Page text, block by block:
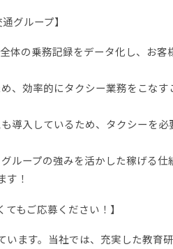
グループ】
体の乗務記録をデータ化し、お
、効率的にタクシー業務をこな
導入しているため、タクシーを
ループの強みを活かした稼げる
す！
もご応募ください！】
います。当社では、充実した教育